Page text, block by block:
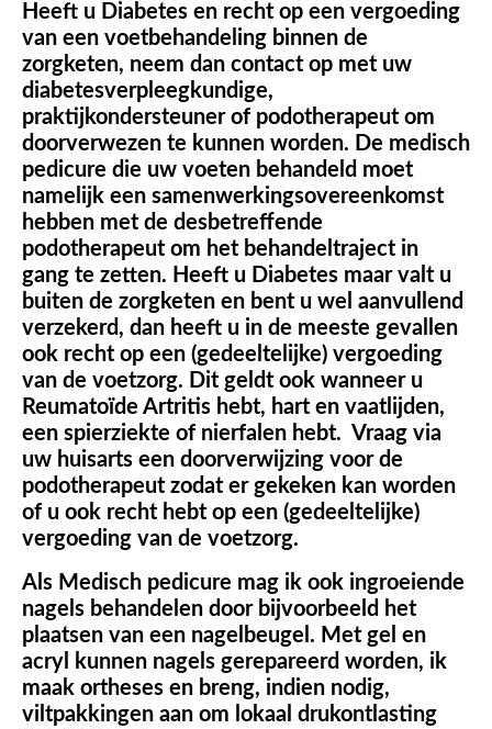
Heeft u Diabetes en recht op een vergoeding
van een voetbehandeling binnen de
zorgketen, neem dan contact op met uw
diabetesverpleegkundige,
praktijkondersteuner of podotherapeut om
doorverwezen te kunnen worden. De medisch
pedicure die uw voeten behandeld moet
namelijk een samenwerkingsovereenkomst
hebben met de desbetreffende
podotherapeut om het behandeltraject in
gang te zetten. Heeft u Diabetes maar valt u
buiten de zorgketen en bent u wel aanvullend
verzekerd, dan heeft u in de meeste gevallen
ook recht op een (gedeeltelijke) vergoeding
van de voetzorg. Dit geldt ook wanneer u
Reumatoïde Artritis hebt, hart en vaatlijden,
een spierziekte of nierfalen hebt. Vraag via
uw huisarts een doorverwijzing voor de
podotherapeut zodat er gekeken kan worden
of u ook recht hebt op een (gedeeltelijke)
vergoeding van de voetzorg.
Als Medisch pedicure mag ik ook ingroeiende
nagels behandelen door bijvoorbeeld het
plaatsen van een nagelbeugel. Met gel en
acryl kunnen nagels gerepareerd worden, ik
maak ortheses en breng, indien nodig,
viltpakkingen aan om lokaal drukontlasting